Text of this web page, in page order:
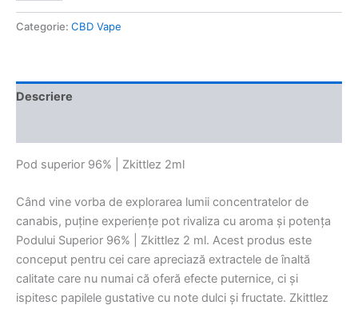
Categorie: CBD Vape
Descriere
Pod superior 96% | Zkittlez 2ml
Când vine vorba de explorarea lumii concentratelor de
canabis, puține experiențe pot rivaliza cu aroma și potența
Podului Superior 96% | Zkittlez 2 ml. Acest produs este
conceput pentru cei care apreciază extractele de înaltă
calitate care nu numai că oferă efecte puternice, ci și
ispitesc papilele gustative cu note dulci și fructate. Zkittlez